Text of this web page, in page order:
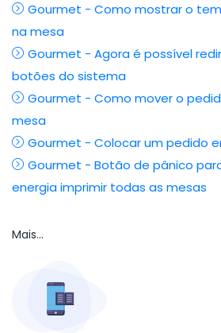
Gourmet - Como mostrar o
na mesa
Gourmet - Agora é possível
botões do sistema
Gourmet - Como mover o
mesa
Gourmet - Colocar um pedido
Gourmet - Botão de pânico
energia imprimir todas as mesas
Mais...